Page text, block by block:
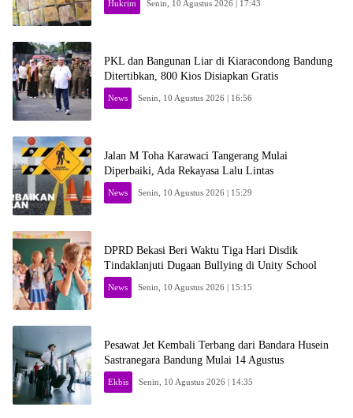
Hukrim Senin, 10 Agustus 2026 | 17:43
PKL dan Bangunan Liar di Kiaracondong Bandung
Ditertibkan, 800 Kios Disiapkan Gratis
News Senin, 10 Agustus 2026 | 16:56
Jalan M Toha Karawaci Tangerang Mulai
Diperbaiki, Ada Rekayasa Lalu Lintas
News Senin, 10 Agustus 2026 | 15:29
DPRD Bekasi Beri Waktu Tiga Hari Disdik
Tindaklanjuti Dugaan Bullying di Unity School
News Senin, 10 Agustus 2026 | 15:15
Pesawat Jet Kembali Terbang dari Bandara Husein
Sastranegara Bandung Mulai 14 Agustus
Ekbis Senin, 10 Agustus 2026 | 14:35